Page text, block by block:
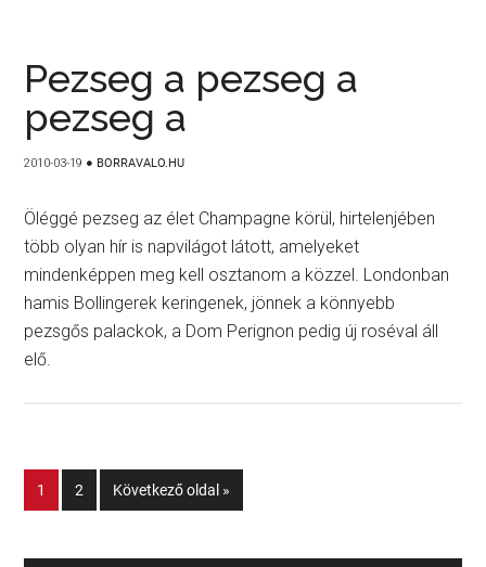
Pezseg a pezseg a
pezseg a
2010-03-19 ● BORRAVALO.HU
Öléggé pezseg az élet Champagne körül, hirtelenjében
több olyan hír is napvilágot látott, amelyeket
mindenképpen meg kell osztanom a közzel. Londonban
hamis Bollingerek keringenek, jönnek a könnyebb
pezsgős palackok, a Dom Perignon pedig új roséval áll
elő.
1 2 Következő oldal »